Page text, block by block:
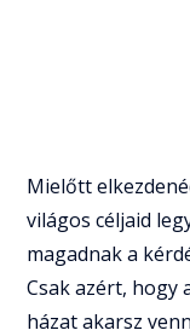
Mielőtt
világos céljaid
magadnak a
Csak azért, hogy
házat akarsz